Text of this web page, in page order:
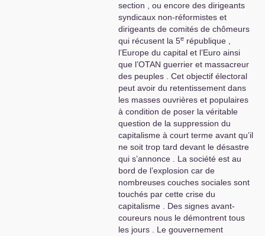
section , ou encore des dirigeants
syndicaux non-réformistes et
dirigeants de comités de chômeurs
qui récusent la 5e république ,
l’Europe du capital et l’Euro ainsi
que l’OTAN guerrier et massacreur
des peuples . Cet objectif électoral
peut avoir du retentissement dans
les masses ouvrières et populaires
à condition de poser la véritable
question de la suppression du
capitalisme à court terme avant qu’il
ne soit trop tard devant le désastre
qui s’annonce . La société est au
bord de l’explosion car de
nombreuses couches sociales sont
touchés par cette crise du
capitalisme . Des signes avant-
coureurs nous le démontrent tous
les jours . Le gouvernement